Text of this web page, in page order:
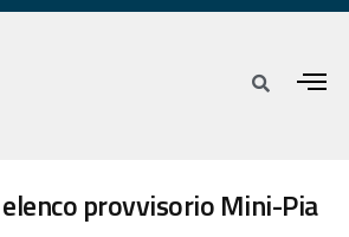
provvisorio Mini-Pia